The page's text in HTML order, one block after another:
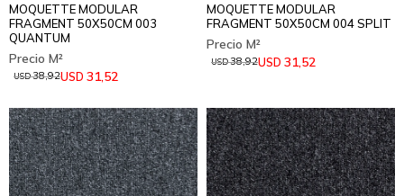
MOQUETTE MODULAR
FRAGMENT 50X50CM 003
QUANTUM
USD 31,52
USD38,92
MOQUETTE MODULAR
FRAGMENT 50X50CM 004 SPLIT
USD 31,52
USD38,92